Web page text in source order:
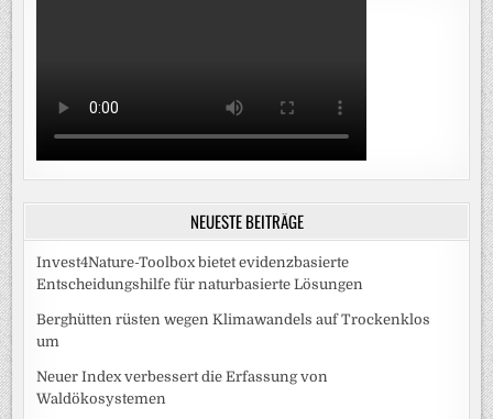
NEUESTE BEITRÄGE
Invest4Nature-Toolbox bietet evidenzbasierte
Entscheidungshilfe für naturbasierte Lösungen
Berghütten rüsten wegen Klimawandels auf Trockenklos
um
Neuer Index verbessert die Erfassung von
Waldökosystemen